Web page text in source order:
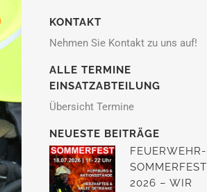
KONTAKT
Nehmen Sie Kontakt zu uns auf!
ALLE TERMINE
EINSATZABTEILUNG
Übersicht Termine
NEUESTE BEITRÄGE
FEUERWEHR-
SOMMERFEST
2026 – WIR